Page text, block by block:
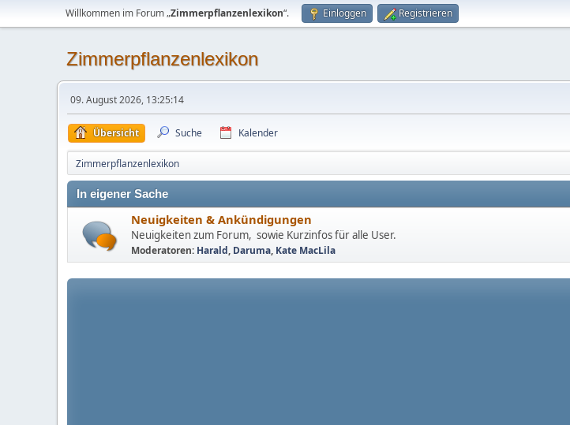
Willkommen im Forum „Zimmerpflanzenlexikon“. Einloggen Registrieren
Zimmerpflanzenlexikon
09. August 2026, 13:25:14
Übersicht Suche Kalender
Zimmerpflanzenlexikon
In eigener Sache
Neuigkeiten & Ankündigungen
Neuigkeiten zum Forum, sowie Kurzinfos für alle User.
Moderatoren: Harald, Daruma, Kate MacLila